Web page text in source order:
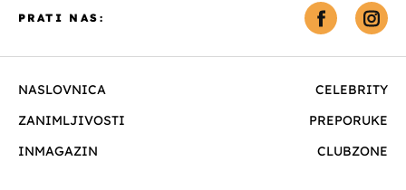
NASLOVNICA
CELEBRITY
ZANIMLJIVOSTI
PREPORUKE
INMAGAZIN
CLUBZONE
PRATI NAS: